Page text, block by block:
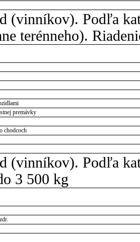
(vinníkov). Podľa
terénneho).
premávky
chodcoch
(vinníkov). Podľa
3 500 kg